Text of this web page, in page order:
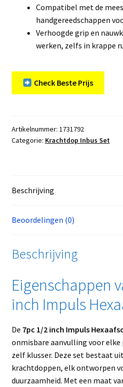
Compatibel met de
handgereedschappen
Verhoogde grip en
werken, zelfs in krappe
Check Beste Prijs
Artikelnummer: 1731792
Categorie: Krachtdop Inbus Set
Beschrijving
Beoordelingen (0)
Beschrijving
Eigenschappen
inch Impuls
De 7pc 1/2 inch Impuls
onmisbare aanvulling voor
zelf klusser. Deze set bestaat
krachtdoppen, elk ontworpen
duurzaamheid. Met een maat